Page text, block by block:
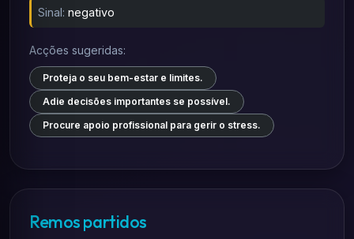
Sinal: negativo
Acções sugeridas:
Proteja o seu bem-estar e limites.
Adie decisões importantes se possível.
Procure apoio profissional para gerir o stress.
Remos partidos